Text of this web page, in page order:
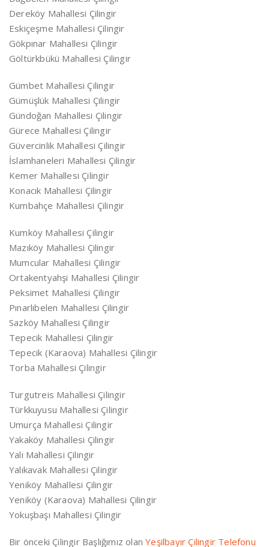
Dereköy Mahallesi Çilingir
Eskiçeşme Mahallesi Çilingir
Gökpınar Mahallesi Çilingir
Göltürkbükü Mahallesi Çilingir
Gümbet Mahallesi Çilingir
Gümüşlük Mahallesi Çilingir
Gündoğan Mahallesi Çilingir
Gürece Mahallesi Çilingir
Güvercinlik Mahallesi Çilingir
İslamhaneleri Mahallesi Çilingir
Kemer Mahallesi Çilingir
Konacık Mahallesi Çilingir
Kumbahçe Mahallesi Çilingir
Kumköy Mahallesi Çilingir
Mazıköy Mahallesi Çilingir
Mumcular Mahallesi Çilingir
Ortakentyahşi Mahallesi Çilingir
Peksimet Mahallesi Çilingir
Pınarlıbelen Mahallesi Çilingir
Sazköy Mahallesi Çilingir
Tepecik Mahallesi Çilingir
Tepecik (Karaova) Mahallesi Çilingir
Torba Mahallesi Çilingir
Turgutreis Mahallesi Çilingir
Türkkuyusu Mahallesi Çilingir
Umurça Mahallesi Çilingir
Yakaköy Mahallesi Çilingir
Yalı Mahallesi Çilingir
Yalıkavak Mahallesi Çilingir
Yeniköy Mahallesi Çilingir
Yeniköy (Karaova) Mahallesi Çilingir
Yokuşbaşı Mahallesi Çilingir
Bir önceki Çilingir Başlığımız olanYeşilbayır Çilingir Telefonu